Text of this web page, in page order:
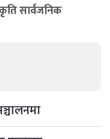
सार्वजनिक